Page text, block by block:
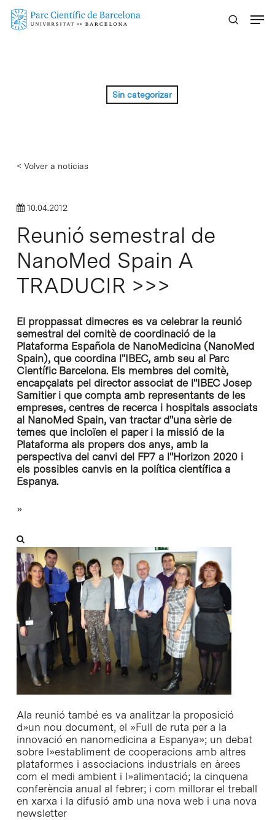
Skip
Sin categorizar
< Volver a noticias
10.04.2012
Reunió semestral de
NanoMed Spain A
TRADUCIR >>>
El proppassat dimecres es va celebrar la reunió
semestral del comitè de coordinació de la
Plataforma Española de NanoMedicina (NanoMed
Spain), que coordina l''IBEC, amb seu al Parc
Científic Barcelona. Els membres del comitè,
encapçalats pel director associat de l''IBEC Josep
Samitier i que compta amb representants de les
empreses, centres de recerca i hospitals associats
al NanoMed Spain, van tractar d''una sèrie de
temes que incloïen el paper i la missió de la
Plataforma als propers dos anys, amb la
perspectiva del canvi del FP7 a l''Horizon 2020 i
els possibles canvis en la política científica a
Espanya.
»
Ala reunió també es va analitzar la proposició
d»un nou document, el »Full de ruta per a la
innovació en nanomedicina a Espanya»; un debat
sobre l»establiment de cooperacions amb altres
plataformes i associacions industrials en àrees
com el medi ambient i l»alimentació; la cinquena
conferència anual al febrer; i com millorar el treball
en xarxa i la difusió amb una nova web i una nova
newsletter